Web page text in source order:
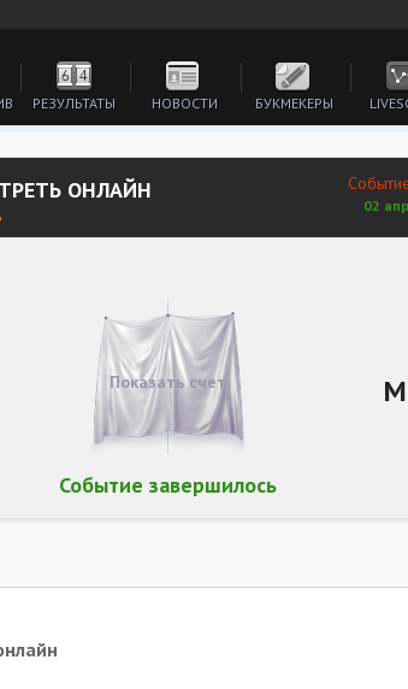
РЕЗУЛЬТАТЫ НОВОСТИ БУКМЕКЕРЫ
ОНЛАЙН
02
Событие завершилось
Показать счет